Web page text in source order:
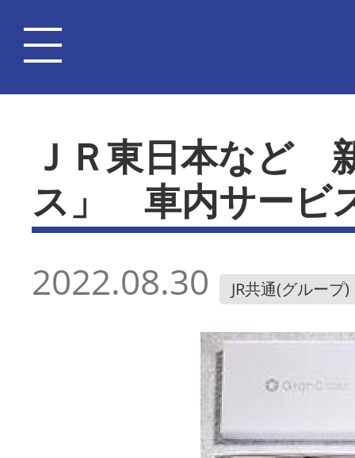
ＪＲ東日本など
ス」 車内サービ
2022.08.30 JR共通(グループ)